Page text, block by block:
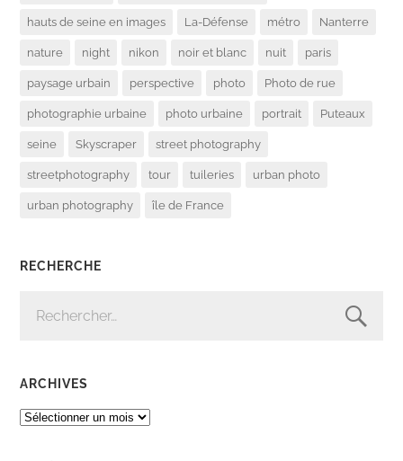
hauts de seine en images La-Défense métro Nanterre
nature night nikon noir et blanc nuit paris
paysage urbain perspective photo Photo de rue
photographie urbaine photo urbaine portrait Puteaux
seine Skyscraper street photography
streetphotography tour tuileries urban photo
urban photography île de France
RECHERCHE
ARCHIVES
ARCHIVES